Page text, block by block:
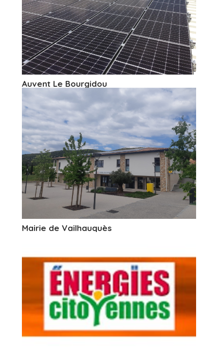
Auvent Le Bourgidou
Mairie de Vailhauquès